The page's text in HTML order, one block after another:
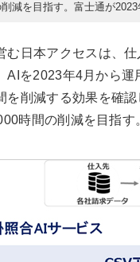
減を目指す。富士通が2023
日本アクセスは、
AIを2023年4月から運
を削減する効果を確
時間の削減を目指す